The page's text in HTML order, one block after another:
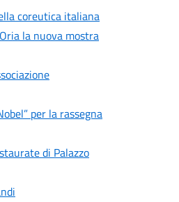
coreutica italiana
la nuova mostra
per la rassegna
di Palazzo